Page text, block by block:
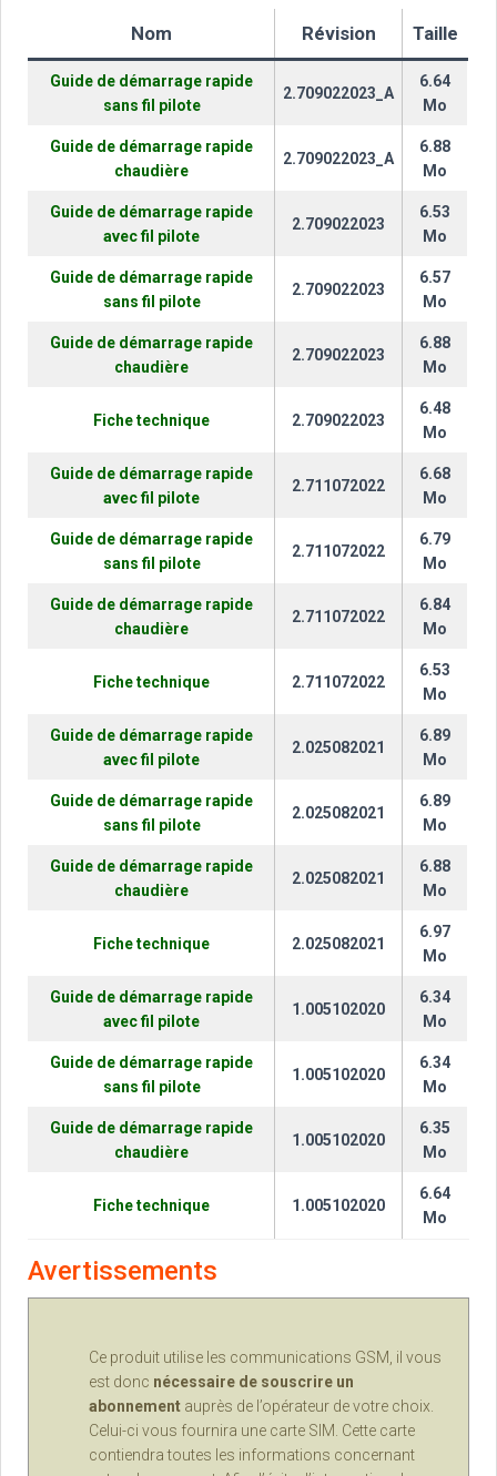
Nom Révision Taille
Guide de démarrage rapide
sans fil pilote
2.709022023_A
6.64
Mo
Guide de démarrage rapide
chaudière
2.709022023_A
6.88
Mo
Guide de démarrage rapide
avec fil pilote
2.709022023
6.53
Mo
Guide de démarrage rapide
sans fil pilote
2.709022023
6.57
Mo
Guide de démarrage rapide
chaudière
2.709022023
6.88
Mo
Fiche technique 2.709022023
6.48
Mo
Guide de démarrage rapide
avec fil pilote
2.711072022
6.68
Mo
Guide de démarrage rapide
sans fil pilote
2.711072022
6.79
Mo
Guide de démarrage rapide
chaudière
2.711072022
6.84
Mo
Fiche technique 2.711072022
6.53
Mo
Guide de démarrage rapide
avec fil pilote
2.025082021
6.89
Mo
Guide de démarrage rapide
sans fil pilote
2.025082021
6.89
Mo
Guide de démarrage rapide
chaudière
2.025082021
6.88
Mo
Fiche technique 2.025082021
6.97
Mo
Guide de démarrage rapide
avec fil pilote
1.005102020
6.34
Mo
Guide de démarrage rapide
sans fil pilote
1.005102020
6.34
Mo
Guide de démarrage rapide
chaudière
1.005102020
6.35
Mo
Fiche technique 1.005102020
6.64
Mo
Avertissements
Ce produit utilise les communications GSM, il vous
est donc nécessaire de souscrire un
abonnement auprès de l’opérateur de votre choix.
Celui-ci vous fournira une carte SIM. Cette carte
contiendra toutes les informations concernant